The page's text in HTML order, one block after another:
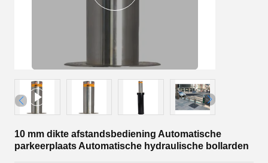
10 mm dikte afstandsbediening Automatische
parkeerplaats Automatische hydraulische bollarden